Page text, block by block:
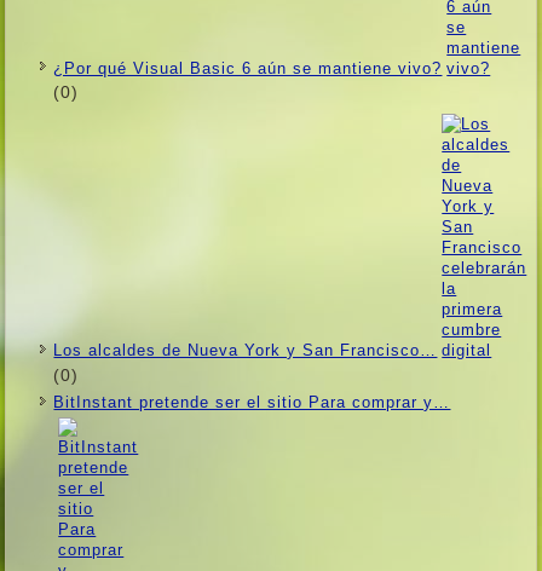
¿Por qué Visual Basic 6 aún se mantiene vivo?
(0)
Los alcaldes de Nueva York y San Francisco…
(0)
BitInstant pretende ser el sitio Para comprar y…